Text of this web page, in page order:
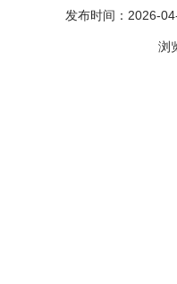
发布时间：2026-
浏